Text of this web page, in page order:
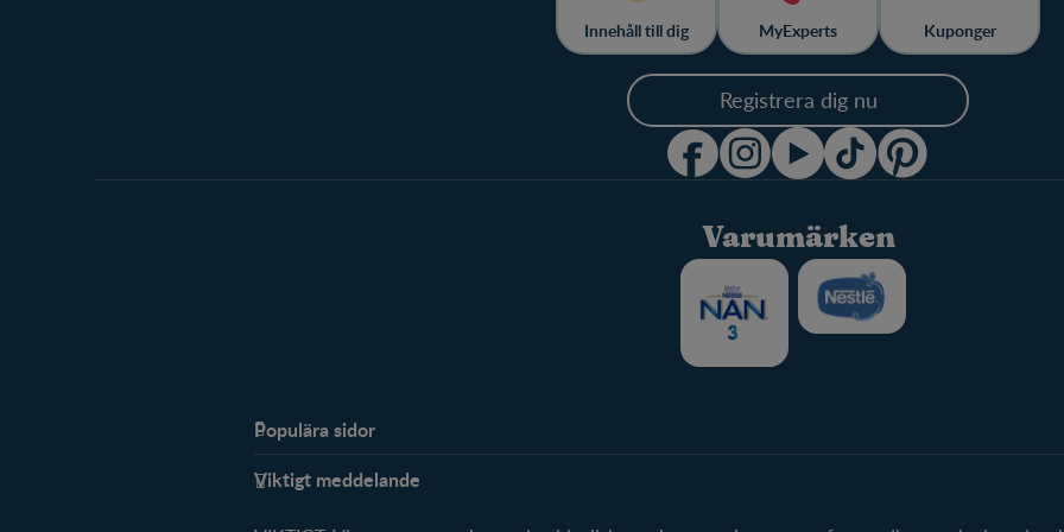
Innehåll till dig MyExperts Kuponger
Registrera dig nu
Varumärken
Populära sidor
FAQ
Viktigt meddelande